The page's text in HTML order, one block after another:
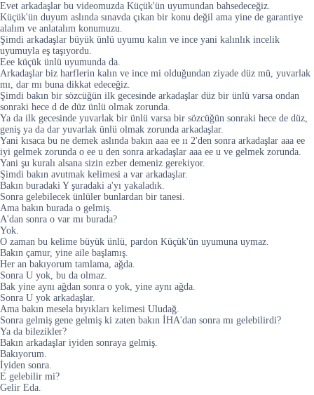
Evet arkadaşlar bu videomuzda Küçük'ün uyumundan bahsedeceğiz.
Küçük'ün duyum aslında sınavda çıkan bir konu değil ama yine de garantiye
alalım ve anlatalım konumuzu.
Şimdi arkadaşlar büyük ünlü uyumu kalın ve ince yani kalınlık incelik
uyumuyla eş taşıyordu.
Eee küçük ünlü uyumunda da.
Arkadaşlar biz harflerin kalın ve ince mi olduğundan ziyade düz mü, yuvarlak
mı, dar mı buna dikkat edeceğiz.
Şimdi bakın bir sözcüğün ilk gecesinde arkadaşlar düz bir ünlü varsa ondan
sonraki hece d de düz ünlü olmak zorunda.
Ya da ilk gecesinde yuvarlak bir ünlü varsa bir sözcüğün sonraki hece de düz,
geniş ya da dar yuvarlak ünlü olmak zorunda arkadaşlar.
Yani kısaca bu ne demek aslında bakın aaa ee ıı 2'den sonra arkadaşlar aaa ee
iyi gelmek zorunda o ee u den sonra arkadaşlar aaa ee u ve gelmek zorunda.
Yani şu kuralı alsana sizin ezber demeniz gerekiyor.
Şimdi bakın avutmak kelimesi a var arkadaşlar.
Bakın buradaki Y şuradaki a'yı yakaladık.
Sonra gelebilecek ünlüler bunlardan bir tanesi.
Ama bakın burada o gelmiş.
A'dan sonra o var mı burada?
Yok.
O zaman bu kelime büyük ünlü, pardon Küçük'ün uyumuna uymaz.
Bakın çamur, yine aile başlamış.
Her an bakıyorum tamlama, ağda.
Sonra U yok, bu da olmaz.
Bak yine aynı ağdan sonra o yok, yine aynı ağda.
Sonra U yok arkadaşlar.
Ama bakın mesela bıyıkları kelimesi Uludağ.
Sonra gelmiş gene gelmiş ki zaten bakın İHA'dan sonra mı gelebilirdi?
Ya da bilezikler?
Bakın arkadaşlar iyiden sonraya gelmiş.
Bakıyorum.
İyiden sonra.
E gelebilir mi?
Gelir Eda.